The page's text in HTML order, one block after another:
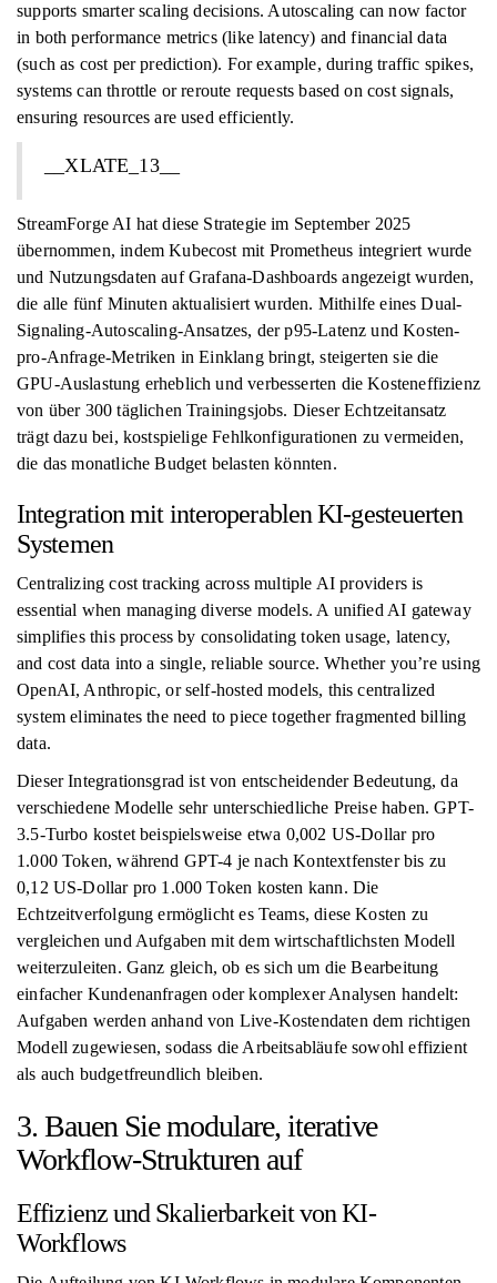
supports smarter scaling decisions. Autoscaling can now factor
in both performance metrics (like latency) and financial data
(such as cost per prediction). For example, during traffic spikes,
systems can throttle or reroute requests based on cost signals,
ensuring resources are used efficiently.
__XLATE_13__
StreamForge AI hat diese Strategie im September 2025
übernommen, indem Kubecost mit Prometheus integriert wurde
und Nutzungsdaten auf Grafana-Dashboards angezeigt wurden,
die alle fünf Minuten aktualisiert wurden. Mithilfe eines Dual-
Signaling-Autoscaling-Ansatzes, der p95-Latenz und Kosten-
pro-Anfrage-Metriken in Einklang bringt, steigerten sie die
GPU-Auslastung erheblich und verbesserten die Kosteneffizienz
von über 300 täglichen Trainingsjobs. Dieser Echtzeitansatz
trägt dazu bei, kostspielige Fehlkonfigurationen zu vermeiden,
die das monatliche Budget belasten könnten.
Integration mit interoperablen KI-gesteuerten
Systemen
Centralizing cost tracking across multiple AI providers is
essential when managing diverse models. A unified AI gateway
simplifies this process by consolidating token usage, latency,
and cost data into a single, reliable source. Whether you’re using
OpenAI, Anthropic, or self-hosted models, this centralized
system eliminates the need to piece together fragmented billing
data.
Dieser Integrationsgrad ist von entscheidender Bedeutung, da
verschiedene Modelle sehr unterschiedliche Preise haben. GPT-
3.5-Turbo kostet beispielsweise etwa 0,002 US-Dollar pro
1.000 Token, während GPT-4 je nach Kontextfenster bis zu
0,12 US-Dollar pro 1.000 Token kosten kann. Die
Echtzeitverfolgung ermöglicht es Teams, diese Kosten zu
vergleichen und Aufgaben mit dem wirtschaftlichsten Modell
weiterzuleiten. Ganz gleich, ob es sich um die Bearbeitung
einfacher Kundenanfragen oder komplexer Analysen handelt:
Aufgaben werden anhand von Live-Kostendaten dem richtigen
Modell zugewiesen, sodass die Arbeitsabläufe sowohl effizient
als auch budgetfreundlich bleiben.
3. Bauen Sie modulare, iterative
Workflow-Strukturen auf
Effizienz und Skalierbarkeit von KI-
Workflows